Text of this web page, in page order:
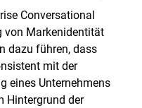
Conversational
von Markenidentität
dazu führen, dass
mit der
eines Unternehmens
Hintergrund der